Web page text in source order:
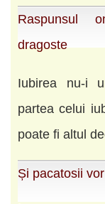
Raspunsul
dragoste
Iubirea nu-i
partea celui
poate fi altul
Și pacatosii